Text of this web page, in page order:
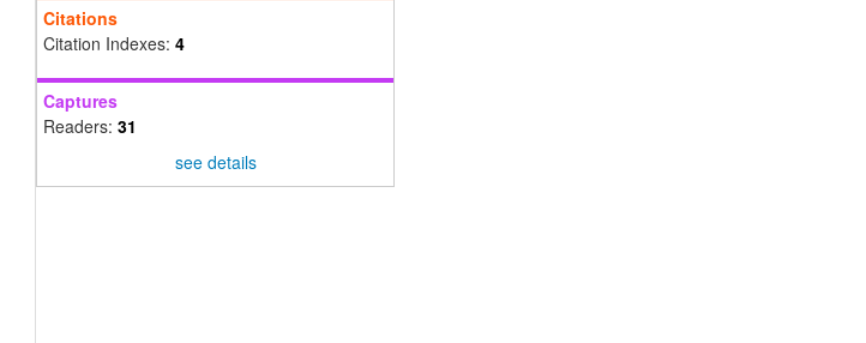
Citations
Citation Indexes: 4
Captures
Readers: 31
see details